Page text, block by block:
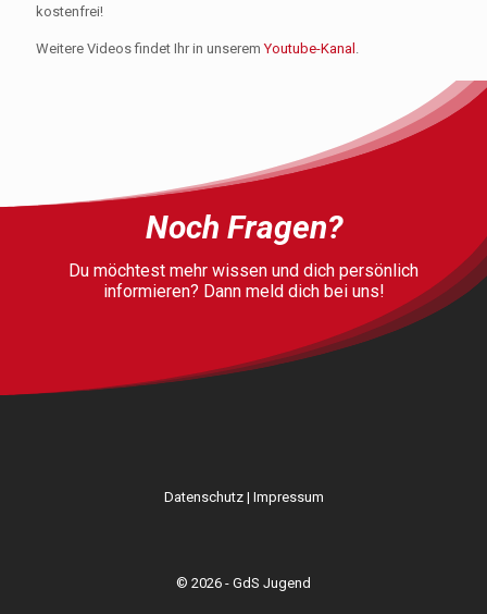
kostenfrei!
Weitere Videos findet Ihr in unseremYoutube-Kanal .
Noch Fragen?
Du möchtest mehr wissen und dich persönlich
informieren? Dann meld dich bei uns!
Datenschutz| Impressum
© 2026 - GdS Jugend